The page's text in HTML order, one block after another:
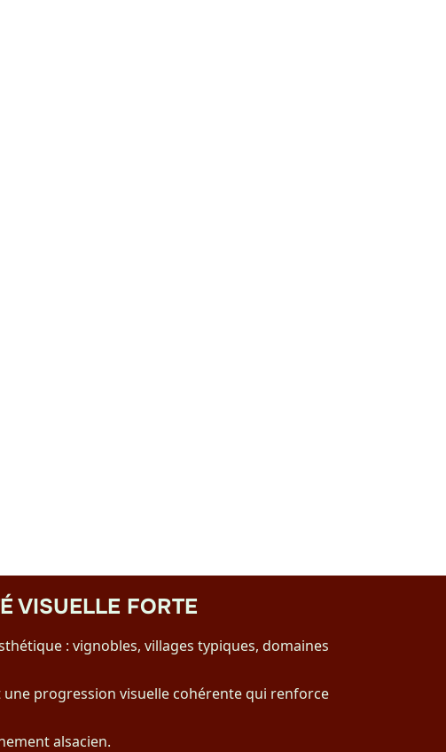
VISUELLE FORTE
: vignobles, villages typiques, domaines
progression visuelle cohérente qui renforce
alsacien.